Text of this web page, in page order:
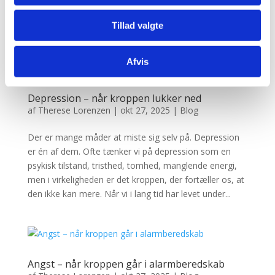
Tillad valgte
Afvis
er det ofte maven, der siger fra først. Oppustethed,
Depression – når kroppen lukker ned
af Therese Lorenzen | okt 27, 2025 | Blog
Der er mange måder at miste sig selv på. Depression
er én af dem. Ofte tænker vi på depression som en
psykisk tilstand, tristhed, tomhed, manglende energi,
men i virkeligheden er det kroppen, der fortæller os, at
den ikke kan mere. Når vi i lang tid har levet under...
Angst – når kroppen går i alarmberedskab